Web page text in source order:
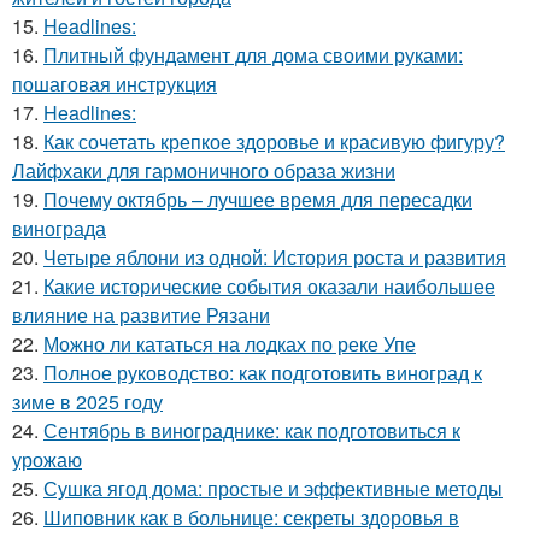
15. Headlines:
16. Плитный фундамент для дома своими руками:
пошаговая инструкция
17. Headlines:
18. Как сочетать крепкое здоровье и красивую фигуру?
Лайфхаки для гармоничного образа жизни
19. Почему октябрь – лучшее время для пересадки
винограда
20. Четыре яблони из одной: История роста и развития
21. Какие исторические события оказали наибольшее
влияние на развитие Рязани
22. Можно ли кататься на лодках по реке Упе
23. Полное руководство: как подготовить виноград к
зиме в 2025 году
24. Сентябрь в винограднике: как подготовиться к
урожаю
25. Сушка ягод дома: простые и эффективные методы
26. Шиповник как в больнице: секреты здоровья в